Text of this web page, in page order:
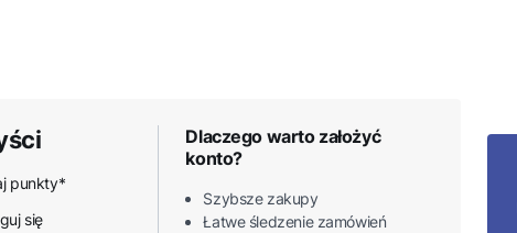
punkty*
się
Dlaczego warto założyć
konto?
Szybsze zakupy
Łatwe śledzenie zamówień